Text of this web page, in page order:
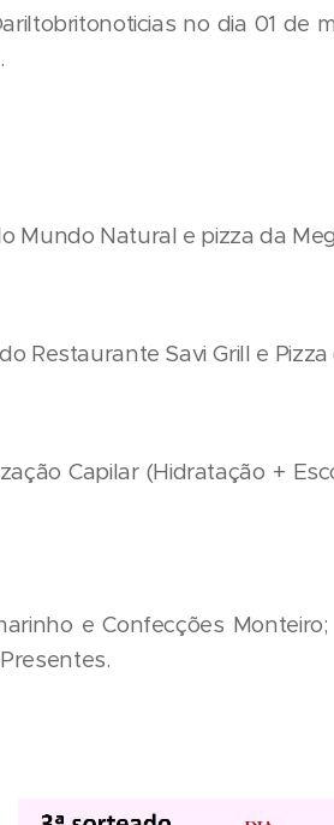
no dia 01 de
Mundo Natural e pizza da
Restaurante Savi Grill e Pizza
Capilar (Hidratação +
e Confecções